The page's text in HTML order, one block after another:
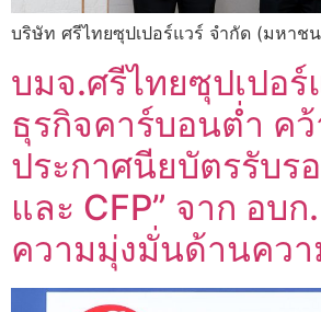
บริษัท ศรีไทยซุปเปอร์แวร์ จำกัด (มหาช
บมจ.ศรีไทยซุปเปอร์
ธุรกิจคาร์บอนต่ำ คว้
ประกาศนียบัตรรับรอ
และ CFP” จาก อบ
ความมุ่งมั่นด้านคว